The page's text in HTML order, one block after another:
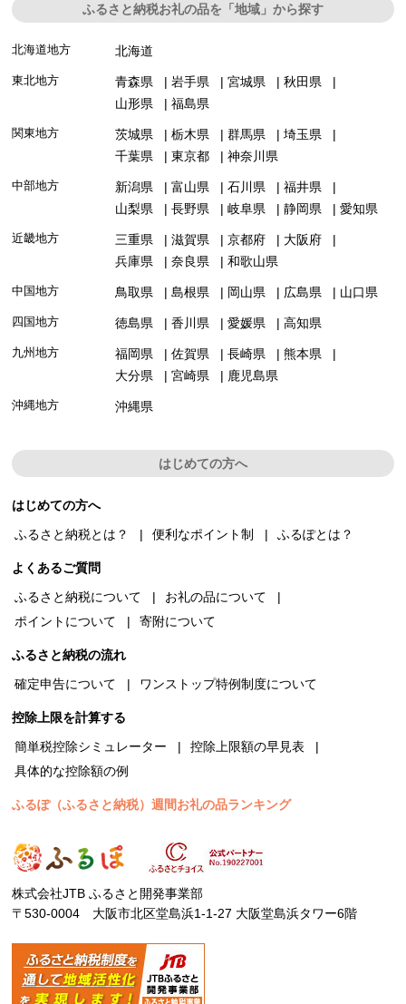
ふるさと納税お礼の品を「地域」から探す
北海道地方 北海道
東北地方 青森県 岩手県 宮城県
秋田県
山形県
福島県
関東地方 茨城県 栃木県 群馬県
埼玉県
千葉県
東京都 神奈川県
中部地方 新潟県 富山県 石川県
福井県
山梨県
長野県 岐阜県 静岡県 愛知県
近畿地方 三重県 滋賀県 京都府
大阪府
兵庫県
奈良県 和歌山県
中国地方 鳥取県 島根県 岡山県 広島県 山口県
四国地方 徳島県 香川県 愛媛県 高知県
九州地方 福岡県 佐賀県 長崎県
熊本県
大分県
宮崎県 鹿児島県
沖縄地方 沖縄県
はじめての方へ
はじめての方へ
ふるさと納税とは？
便利なポイント制 ふるぽとは？
よくあるご質問
ふるさと納税について
お礼の品について
ポイントについて
寄附について
ふるさと納税の流れ
確定申告について
ワンストップ特例制度について
控除上限を計算する
簡単税控除シミュレーター
控除上限額の早見表
具体的な控除額の例
ふるぽ（ふるさと納税）週間お礼の品ランキング
株式会社JTB ふるさと開発事業部
〒530-0004 大阪市北区堂島浜1-1-27 大阪堂島浜タワー6階